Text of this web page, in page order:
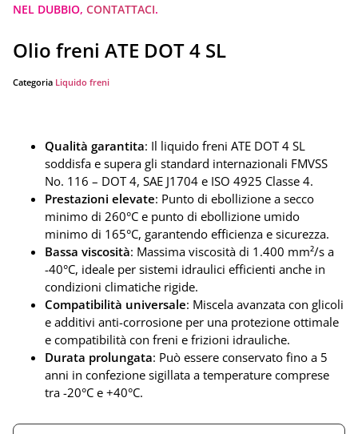
NEL DUBBIO, CONTATTACI.
Olio freni ATE DOT 4 SL
Categoria Liquido freni
Qualità garantita: Il liquido freni ATE DOT 4 SL
soddisfa e supera gli standard internazionali FMVSS
No. 116 – DOT 4, SAE J1704 e ISO 4925 Classe 4.
Prestazioni elevate: Punto di ebollizione a secco
minimo di 260°C e punto di ebollizione umido
minimo di 165°C, garantendo efficienza e sicurezza.
Bassa viscosità: Massima viscosità di 1.400 mm²/s a
-40°C, ideale per sistemi idraulici efficienti anche in
condizioni climatiche rigide.
Compatibilità universale: Miscela avanzata con glicoli
e additivi anti-corrosione per una protezione ottimale
e compatibilità con freni e frizioni idrauliche.
Durata prolungata: Può essere conservato fino a 5
anni in confezione sigillata a temperature comprese
tra -20°C e +40°C.